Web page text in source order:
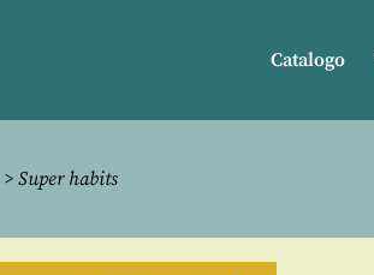
Catalogo
> Super habits